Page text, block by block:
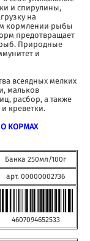
и спирулины,
на
кормлении рыбы
предотвращает
рыб. Природные
и
всеядных мелких
мальков
расбор, а также
креветки.
О КОРМАХ
Банка 250мл/100г
арт. 00000002736
4607094652533